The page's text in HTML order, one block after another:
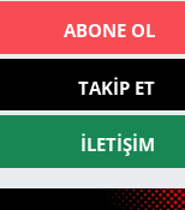
ABONE OL
TAKIP ET
İLETIŞIM